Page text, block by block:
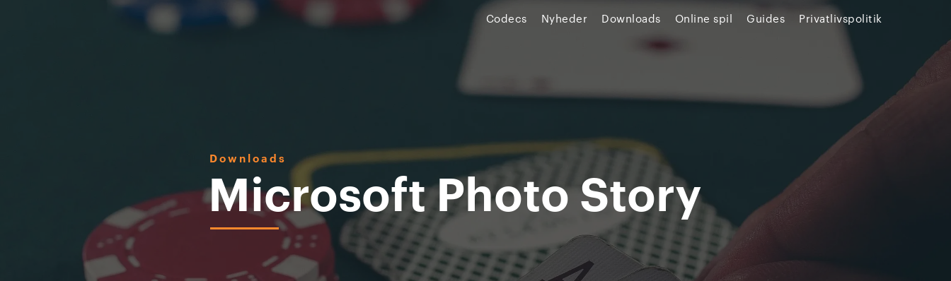
Codecs Nyheder Downloads Online spil Guides Privatlivspolitik
Downloads
Microsoft Photo Story